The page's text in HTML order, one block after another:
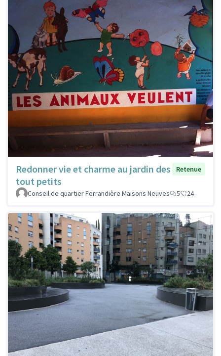
Redonner vie et charme au jardin des
tout petits
Retenue
Conseil de quartier Ferrandière Maisons Neuves 5 24